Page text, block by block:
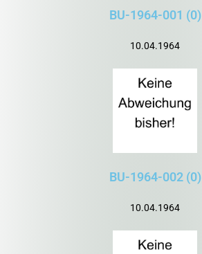
BU-1964-001 (0)
10.04.1964
BU-1964-002 (0)
10.04.1964